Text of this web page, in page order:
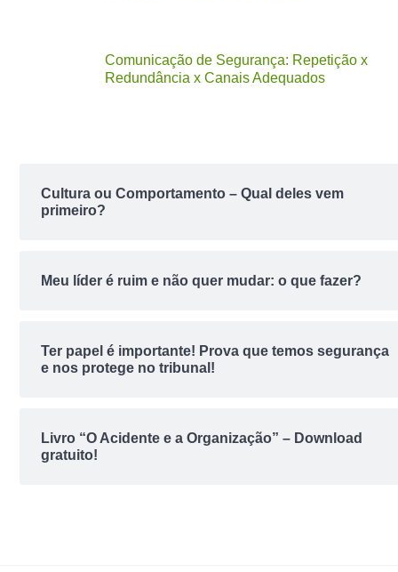
Comunicação de Segurança: Repetição x
Redundância x Canais Adequados
Cultura ou Comportamento – Qual deles vem
primeiro?
Meu líder é ruim e não quer mudar: o que fazer?
Ter papel é importante! Prova que temos segurança
e nos protege no tribunal!
Livro “O Acidente e a Organização” – Download
gratuito!